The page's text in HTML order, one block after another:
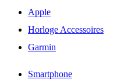
Apple
Horloge Accessoires
Garmin
Smartphone